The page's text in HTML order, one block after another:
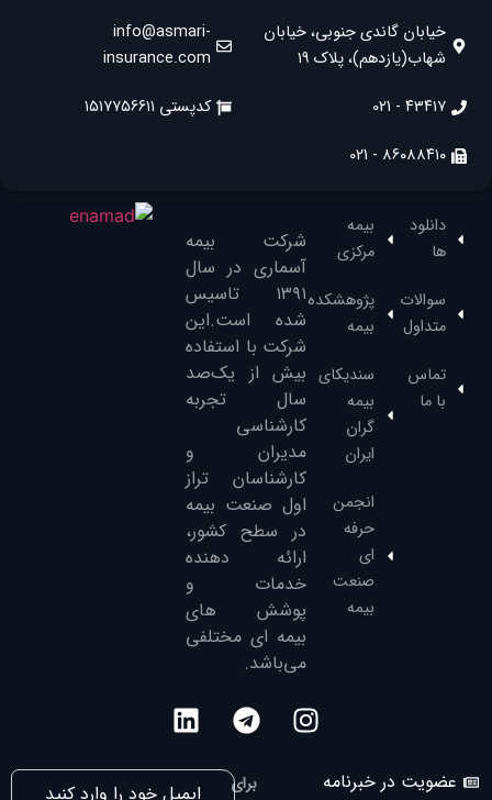
خیابان گاندی جنوبی، خیابان
شهاب(یازدهم)، پلاک ۱۹
۴۳۴۱۷ - 021
۸۶۰۸۸۴۱۰ - 021
info@asmari-
insurance.com
کدپستی ۱۵۱۷۷۵۶۶۱۱
دانلود
ها
سوالات
متداول
تماس
با ما
بیمه
مرکزی
پژوهشکده
بیمه
سندیکای
بیمه
گران
ایران
انجمن
حرفه
ای
صنعت
بیمه
شرکت بیمه
آسماری در سال
۱۳۹۱‌ تاسیس
شده است.این
شرکت با استفاده
بیش از یک‌صد
سال تجربه
کارشناسی
مدیران و
کارشناسان تراز
‌اول صنعت بیمه
در سطح کشور،
ارائه دهنده
خدمات و
پوشش های
بیمه ای مختلفی
می‌باشد.
عضویت در خبرنامه
برای